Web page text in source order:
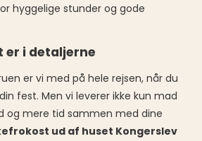
hyggelige stunder og gode
er i detaljerne
er vi med på hele rejsen, når du
fest. Men vi leverer ikke kun mad
og mere tid sammen med dine
ud af huset Kongerslev